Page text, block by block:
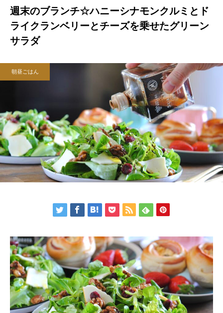
週末のブランチ☆ハニーシナモンクルミとド
ライクランベリーとチーズを乗せたグリーン
サラダ
朝昼ごはん